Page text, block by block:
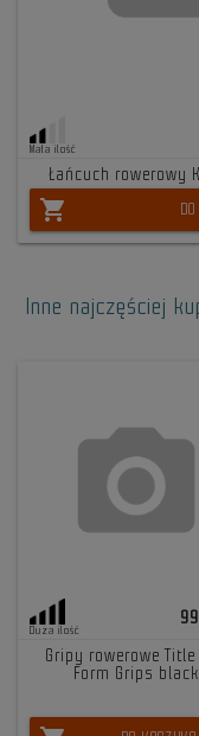
Mała ilość
Łańcuch rowerowy
shopping_cart
Inne najczęściej
Duża ilość
Gripy rowerowe Title
Form Grips black